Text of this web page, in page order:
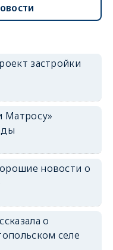
застройки
Матросу»
новости о
о
селе